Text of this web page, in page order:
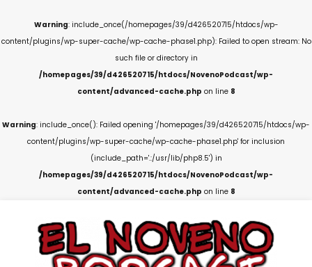
Warning: include_once(/homepages/39/d426520715/htdocs/wp-
content/plugins/wp-super-cache/wp-cache-phase1.php): Failed to open stream: No
such file or directory in
/homepages/39/d426520715/htdocs/NovenoPodcast/wp-
content/advanced-cache.php on line 8
Warning: include_once(): Failed opening '/homepages/39/d426520715/htdocs/wp-
content/plugins/wp-super-cache/wp-cache-phase1.php' for inclusion
(include_path='.:/usr/lib/php8.5') in
/homepages/39/d426520715/htdocs/NovenoPodcast/wp-
content/advanced-cache.php on line 8